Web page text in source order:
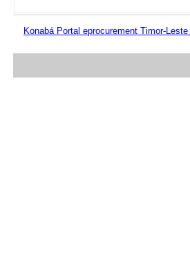
Konabá Portal eprocurement Timor-Leste